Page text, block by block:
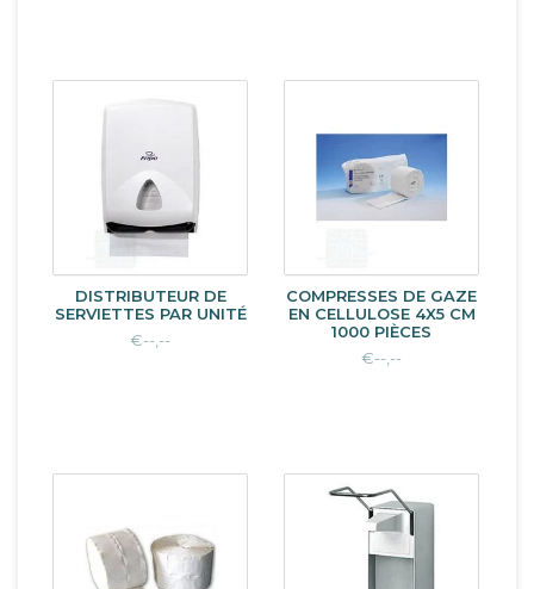
DISTRIBUTEUR DE
SERVIETTES PAR UNITÉ
€--,--
COMPRESSES DE GAZE
EN CELLULOSE 4X5 CM
1000 PIÈCES
€--,--